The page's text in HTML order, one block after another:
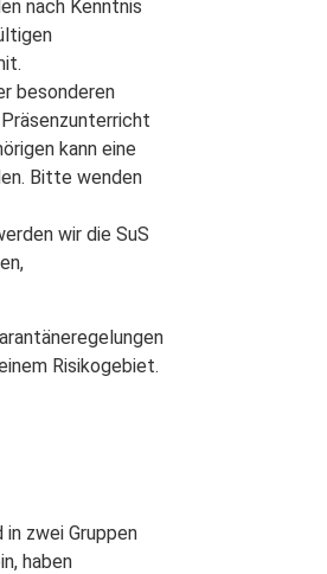
nach Kenntnis
besonderen
kann eine
Bitte wenden
wir die SuS
Risikogebiet.
zwei Gruppen
haben